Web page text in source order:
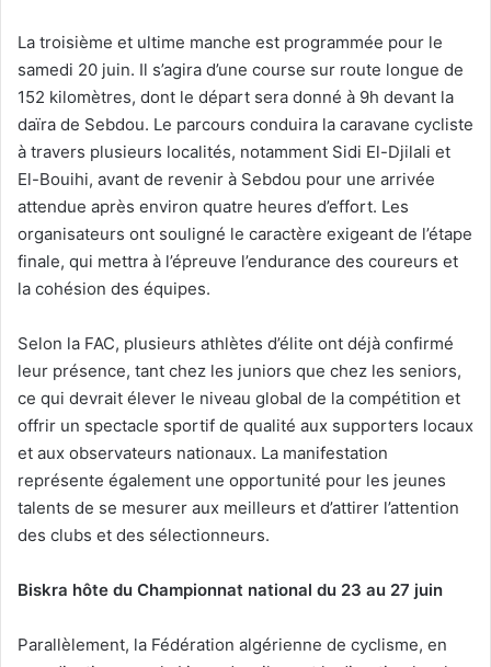
La troisième et ultime manche est programmée pour le
samedi 20 juin. Il s’agira d’une course sur route longue de
152 kilomètres, dont le départ sera donné à 9h devant la
daïra de Sebdou. Le parcours conduira la caravane cycliste
à travers plusieurs localités, notamment Sidi El-Djilali et
El-Bouihi, avant de revenir à Sebdou pour une arrivée
attendue après environ quatre heures d’effort. Les
organisateurs ont souligné le caractère exigeant de l’étape
finale, qui mettra à l’épreuve l’endurance des coureurs et
la cohésion des équipes.
Selon la FAC, plusieurs athlètes d’élite ont déjà confirmé
leur présence, tant chez les juniors que chez les seniors,
ce qui devrait élever le niveau global de la compétition et
offrir un spectacle sportif de qualité aux supporters locaux
et aux observateurs nationaux. La manifestation
représente également une opportunité pour les jeunes
talents de se mesurer aux meilleurs et d’attirer l’attention
des clubs et des sélectionneurs.
Biskra hôte du Championnat national du 23 au 27 juin
Parallèlement, la Fédération algérienne de cyclisme, en